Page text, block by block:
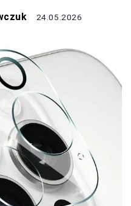
24.05.2026